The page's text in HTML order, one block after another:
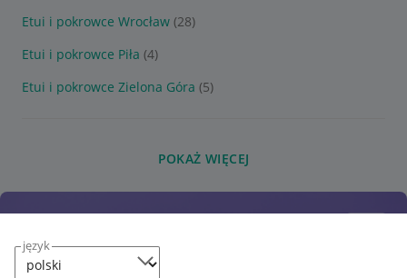
język
Etui i pokrowce Wrocław (28)
Etui i pokrowce Piła (4)
Etui i pokrowce Zielona Góra (5)
POKAŻ WIĘCEJ